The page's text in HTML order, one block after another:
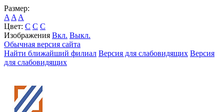
Размер:
A A A
Цвет: C C C
Изображения Вкл. Выкл.
Обычная версия сайта
Найти ближайший филиал Версия для слабовидящих Версия
для слабовидящих